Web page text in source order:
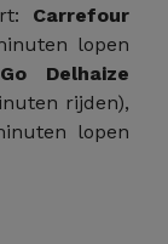
Carrefour
lopen
Delhaize
rijden),
lopen